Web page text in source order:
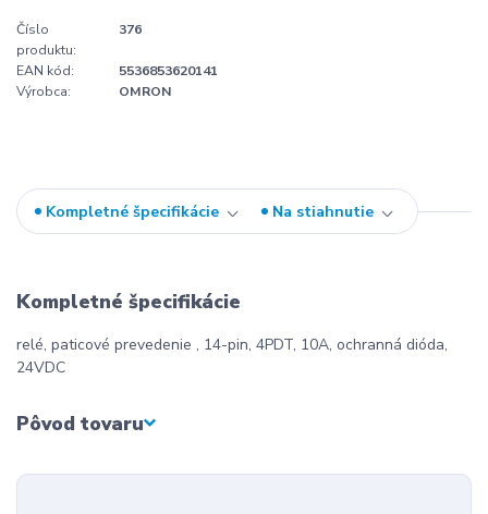
Číslo
produktu:
376
EAN kód:
5536853620141
Výrobca:
OMRON
Kompletné špecifikácie Na stiahnutie
Kompletné špecifikácie
relé, paticové prevedenie , 14-pin, 4PDT, 10A, ochranná dióda,
24VDC
Pôvod tovaru